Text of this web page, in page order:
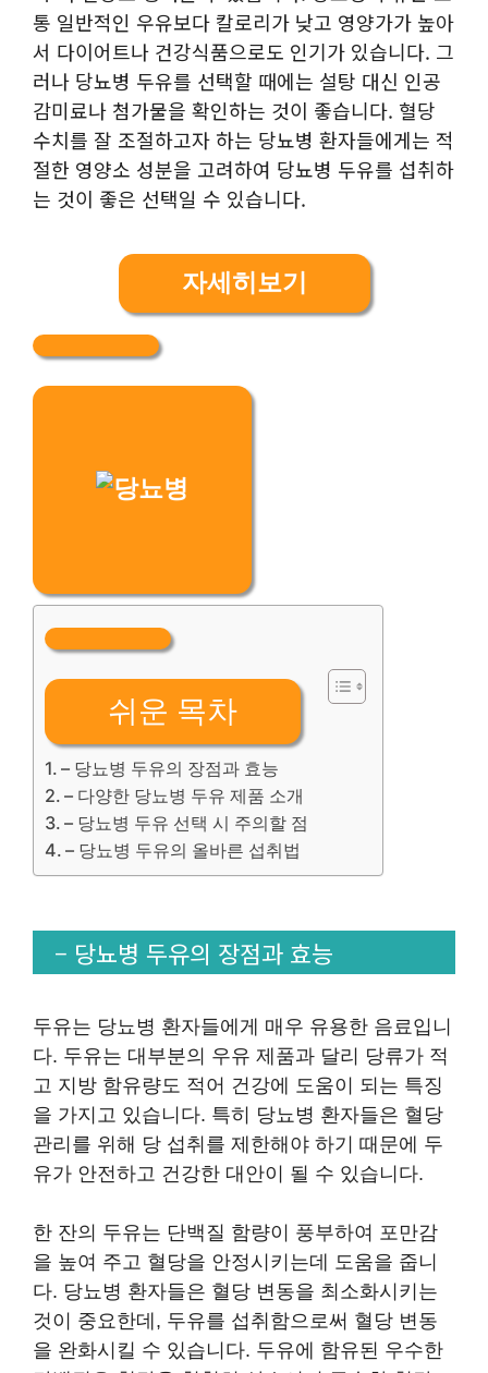
통 일반적인 우유보다 칼로리가 낮고 영양가가 높아
서 다이어트나 건강식품으로도 인기가 있습니다. 그
러나 당뇨병 두유를 선택할 때에는 설탕 대신 인공
감미료나 첨가물을 확인하는 것이 좋습니다. 혈당
수치를 잘 조절하고자 하는 당뇨병 환자들에게는 적
절한 영양소 성분을 고려하여 당뇨병 두유를 섭취하
는 것이 좋은 선택일 수 있습니다.
자세히보기
쉬운 목차
– 당뇨병 두유의 장점과 효능
– 다양한 당뇨병 두유 제품 소개
– 당뇨병 두유 선택 시 주의할 점
– 당뇨병 두유의 올바른 섭취법
– 당뇨병 두유의 장점과 효능
두유는 당뇨병 환자들에게 매우 유용한 음료입니
다. 두유는 대부분의 우유 제품과 달리 당류가 적
고 지방 함유량도 적어 건강에 도움이 되는 특징
을 가지고 있습니다. 특히 당뇨병 환자들은 혈당
관리를 위해 당 섭취를 제한해야 하기 때문에 두
유가 안전하고 건강한 대안이 될 수 있습니다.
한 잔의 두유는 단백질 함량이 풍부하여 포만감
을 높여 주고 혈당을 안정시키는데 도움을 줍니
다. 당뇨병 환자들은 혈당 변동을 최소화시키는
것이 중요한데, 두유를 섭취함으로써 혈당 변동
을 완화시킬 수 있습니다. 두유에 함유된 우수한